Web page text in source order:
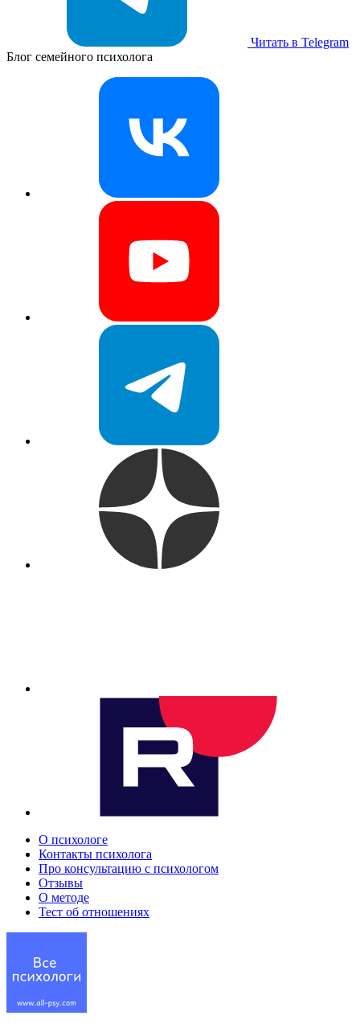
Читать в Telegram
Блог семейного психолога
О психологе
Контакты психолога
Про консультацию с психологом
Отзывы
О методе
Тест об отношениях